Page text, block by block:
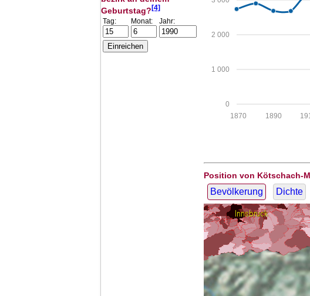
Geburtstag?[4]
Tag: Monat: Jahr:
0
1 000
2 000
1890
1870
Position von Kötschach-
Bevölkerung Dichte